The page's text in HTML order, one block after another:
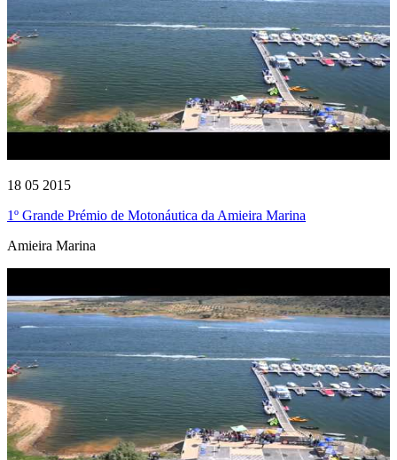
18 05 2015
1º Grande Prémio de Motonáutica da Amieira Marina
Amieira Marina